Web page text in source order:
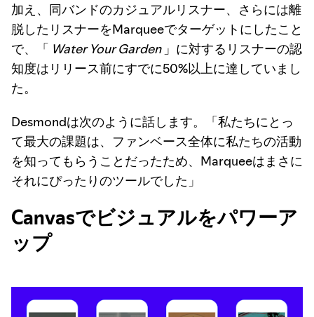
加え、同バンドのカジュアルリスナー、さらには離
脱したリスナーをMarqueeでターゲットにしたこと
で、「 Water Your Garden」に対するリスナーの認
知度はリリース前にすでに50%以上に達していまし
た。
Desmondは次のように話します。「私たちにとっ
て最大の課題は、ファンベース全体に私たちの活動
を知ってもらうことだったため、Marqueeはまさに
それにぴったりのツールでした」
Canvasでビジュアルをパワーア
ップ